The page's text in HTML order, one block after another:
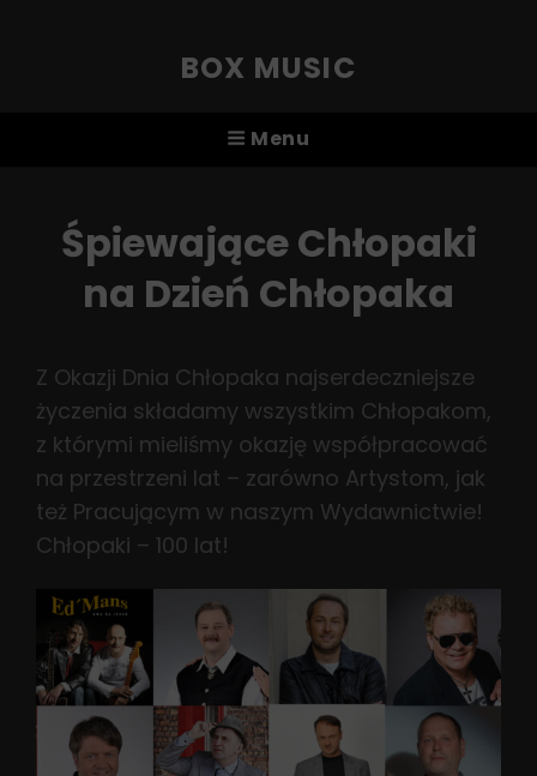
BOX MUSIC
Menu
Śpiewające Chłopaki
na Dzień Chłopaka
Z Okazji Dnia Chłopaka najserdeczniejsze
życzenia składamy wszystkim Chłopakom,
z którymi mieliśmy okazję współpracować
na przestrzeni lat – zarówno Artystom, jak
też Pracującym w naszym Wydawnictwie!
Chłopaki – 100 lat!